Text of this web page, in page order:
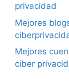
privacidad
Mejores
Mejores
ciber